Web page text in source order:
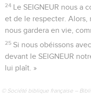
24 Le SEIGNEUR nous a
et de le respecter. Alors,
nous gardera en vie,
25 Si nous obéissons
devant le SEIGNEUR
lui plaît. »
© Société biblique française –